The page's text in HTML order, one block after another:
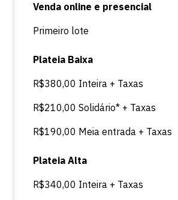
Venda online e presencial
Primeiro lote
Plateia Baixa
R$380,00 Inteira + Taxas
R$210,00 Solidário* + Taxas
R$190,00 Meia entrada + Taxas
Plateia Alta
R$340,00 Inteira + Taxas